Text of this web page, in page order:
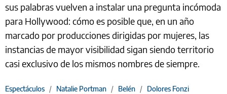
sus palabras vuelven a instalar una pregunta incómoda
para Hollywood: cómo es posible que, en un año
marcado por producciones dirigidas por mujeres, las
instancias de mayor visibilidad sigan siendo territorio
casi exclusivo de los mismos nombres de siempre.
Espectáculos / Natalie Portman / Belén / Dolores Fonzi